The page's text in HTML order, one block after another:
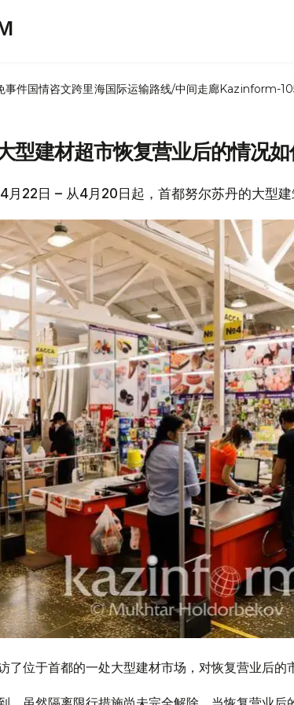
事件国情咨文跨里海国际运输路线/中间走廊Kazinform-
型建材超市恢复营业后的情况如
月22日 – 从4月20日起，首都努尔苏丹的大型建
了位于首都的一处大型建材市场，对恢复营业后的